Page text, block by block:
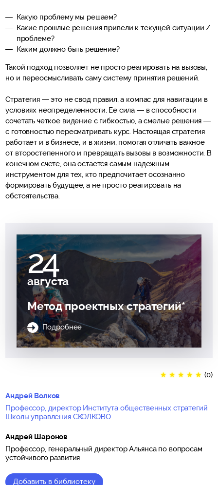
Какую проблему мы решаем?
Какие прошлые решения привели к текущей ситуации /
проблеме?
Каким должно быть решение?
Такой подход позволяет не просто реагировать на вызовы,
но и переосмысливать саму систему принятия решений.
Стратегия — это не свод правил, а компас для навигации в
условиях неопределенности. Ее сила — в способности
сочетать четкое видение с гибкостью, а смелые решения —
с готовностью пересматривать курс. Настоящая стратегия
работает и в бизнесе, и в жизни, помогая отличать важное
от второстепенного и превращать вызовы в возможности. В
конечном счете, она остается самым надежным
инструментом для тех, кто предпочитает осознанно
формировать будущее, а не просто реагировать на
обстоятельства.
24
августа
Метод проектных стратегий*
Подробнее
★ ★ ★ ★ ★ (0)
Андрей Волков
Профессор, директор Института общественных стратегий
Школы управления СКОЛКОВО
Андрей Шаронов
Профессор, генеральный директор Альянса по вопросам
устойчивого развития
Добавить в библиотеку